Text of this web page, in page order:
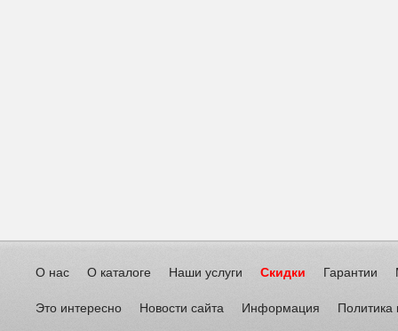
О нас О каталоге Наши услуги Скидки Гарантии
Это интересно Новости сайта Информация Политика